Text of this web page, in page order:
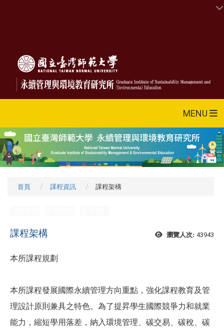
MENU
首頁 課程資訊 課程架構
瀏覽人次: 43943
課程架構
本所課程規劃
本所課程發展國際永續管理方向重點，強化課程教育及管
理設計原則兼具之特色。為了提昇學生國際競爭力和就業
能力，縮短學用落差，納入環境管理、碳交易、碳稅、碳